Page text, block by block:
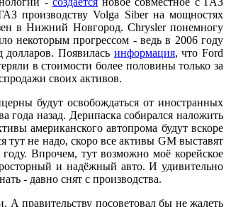
производству Volga Siber на мощностях
в Нижний Новгород. Chrysler понемногу
некоторым прогрессом - ведь в 2006 году
Появилась информация, что Ford
в стоимости более половины только за
своих активов.
будут освобождаться от иностранных
года назад. Дерипаска собирался наложить
американского автопрома будут вскоре
тут не надо, скоро все активы GM выставят
Впрочем, тут возможно моё корейское
и надёжный авто. И удивительно
- давно снят с производства.
А правительству посоветовал бы не жалеть